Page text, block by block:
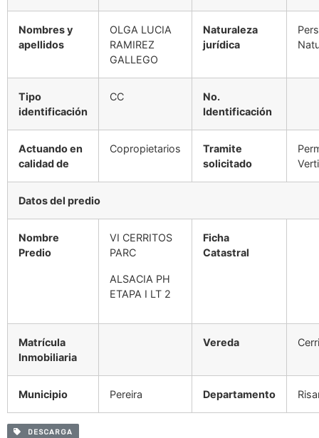
Nombres y
apellidos
OLGA LUCIA
RAMIREZ
GALLEGO
Naturaleza
jurídica
Tipo
identificación
CC
No.
Identificación
Actuando en
calidad de
Copropietarios
Tramite
solicitado
Datos del predio
Nombre
Predio
VI CERRITOS
PARC
ALSACIA PH
ETAPA I LT 2
Ficha
Catastral
Matrícula
Inmobiliaria
Vereda
Municipio Pereira Departamento
DESCARGA